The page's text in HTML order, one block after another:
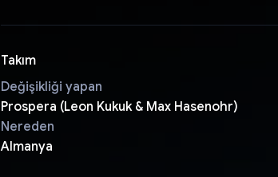
Takım
Değişikliği yapan
Prospera (Leon Kukuk & Max Hasenohr)
Nereden
Almanya